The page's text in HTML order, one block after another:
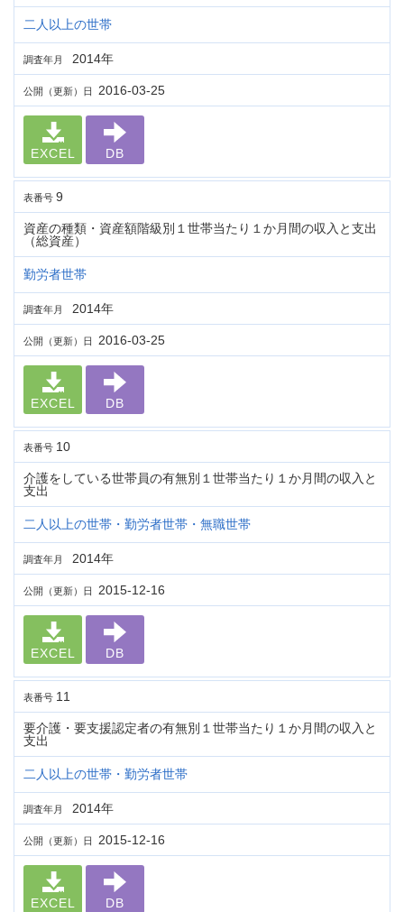
二人以上の世帯
調査年月 2014年
公開（更新）日 2016-03-25
EXCEL DB
表番号 9
資産の種類・資産額階級別１世帯当たり１か月間の収入と支出
（総資産）
勤労者世帯
調査年月 2014年
公開（更新）日 2016-03-25
EXCEL DB
表番号 10
介護をしている世帯員の有無別１世帯当たり１か月間の収入と
支出
二人以上の世帯・勤労者世帯・無職世帯
調査年月 2014年
公開（更新）日 2015-12-16
EXCEL DB
表番号 11
要介護・要支援認定者の有無別１世帯当たり１か月間の収入と
支出
二人以上の世帯・勤労者世帯
調査年月 2014年
公開（更新）日 2015-12-16
EXCEL DB